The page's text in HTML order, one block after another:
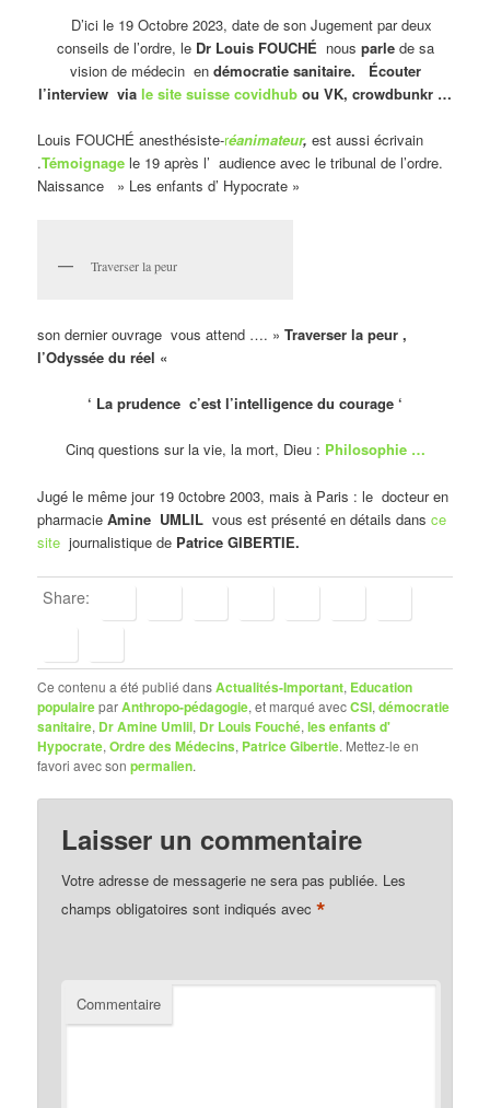
D’ici le 19 Octobre 2023, date de son Jugement par deux
conseils de l’ordre, le Dr Louis FOUCHÉ nous parlede sa
vision de médecin en démocratie sanitaire. Écouter
l’interview via le site suisse covidhub ou VK, crowdbunkr …
Louis FOUCHÉ anesthésiste-réanimateur, est aussi écrivain
.Témoignage le 19 après l’ audience avec le tribunal de l’ordre.
Naissance » Les enfants d’ Hypocrate »
Traverser la peur
son dernier ouvrage vous attend …. »Traverser la peur ,
l’Odyssée du réel «
‘ La prudence c’est l’intelligence du courage ‘
Cinq questions sur la vie, la mort, Dieu : Philosophie …
Jugé le même jour 19 0ctobre 2003, mais à Paris : le docteur en
pharmacie Amine UMLIL vous est présenté en détails dans ce
site journalistique de Patrice GIBERTIE.
Share:
Ce contenu a été publié dansActualités-Important, Education
populaireparAnthropo-pédagogie, et marqué avecCSI,démocratie
sanitaire, Dr Amine Umlil, Dr Louis Fouché,les enfants d'
Hypocrate,Ordre des Médecins, Patrice Gibertie. Mettez-le en
favori avec sonpermalien.
Laisser un commentaire
Votre adresse de messagerie ne sera pas publiée. Les
champs obligatoires sont indiqués avec*
Commentaire